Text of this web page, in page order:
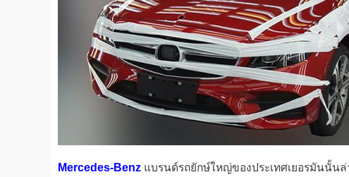
Mercedes-Benz แบรนด์รถยักษ์ใหญ่ของประเทศเยอรมันนั้น